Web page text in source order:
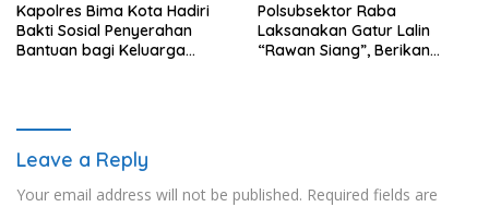
Kapolres Bima Kota Hadiri
Bakti Sosial Penyerahan
Bantuan bagi Keluarga
Polsubsektor Raba
Laksanakan Gatur Lalin
“Rawan Siang”, Berikan
Leave a Reply
Your email address will not be published. Required fields are